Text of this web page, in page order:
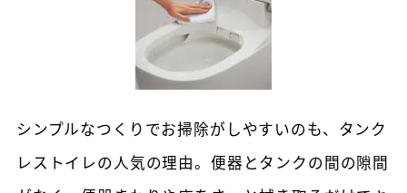
シンプルなつくりでお掃除がしやすいのも、タンク
レストイレの人気の理由。便器とタンクの間の隙間